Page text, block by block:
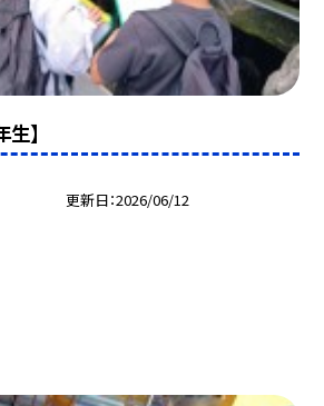
】
更新日 2026/06/12